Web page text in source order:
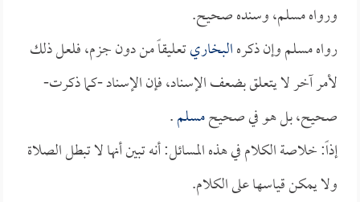
ورواه مسلم، وسنده صحيح.
رواه مسلم وإن ذكرهالبخاريتعليقاً من دون جزم، فلعل ذلك
لأمر آخر لا يتعلق بضعف الإسناد، فإن الإسناد -كما ذكرت-
صحيح، بل هو في صحيحمسلم.
إذاً: خلاصة الكلام في هذه المسائل: أنه تبين أنها لا تبطل الصلاة
ولا يمكن قياسها على الكلام.